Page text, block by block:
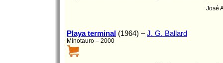
José
Playa terminal (1964) –J. G. Ballard
Minotauro – 2000